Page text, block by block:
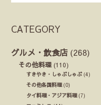
CATEGORY
グルメ・飲食店 (268)
その他料理(110)
すきやき・しゃぶしゃぶ(4)
その他各国料理(0)
タイ料理・アジア料理(7)